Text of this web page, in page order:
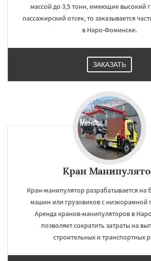
массой до 3,5 тонн, имеющие высокий
пассажирский отсек, то заказывается
в Наро-Фоминске.
ЗАКАЗАТЬ
Кран
Кран-манипулятор разрабатывается на
машин или грузовиков с низкорамной
Аренда кранов-манипуляторов в
позволяет сократить затраты на
строительных и транспортных